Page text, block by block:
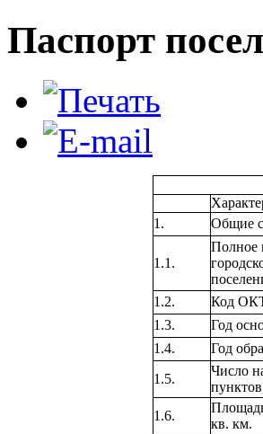
Паспорт
1.
Общие
1.1.
Полное
1.2. Код
1.3.
Год
1.4.
Год
1.5.
Число
1.6.
кв. км.